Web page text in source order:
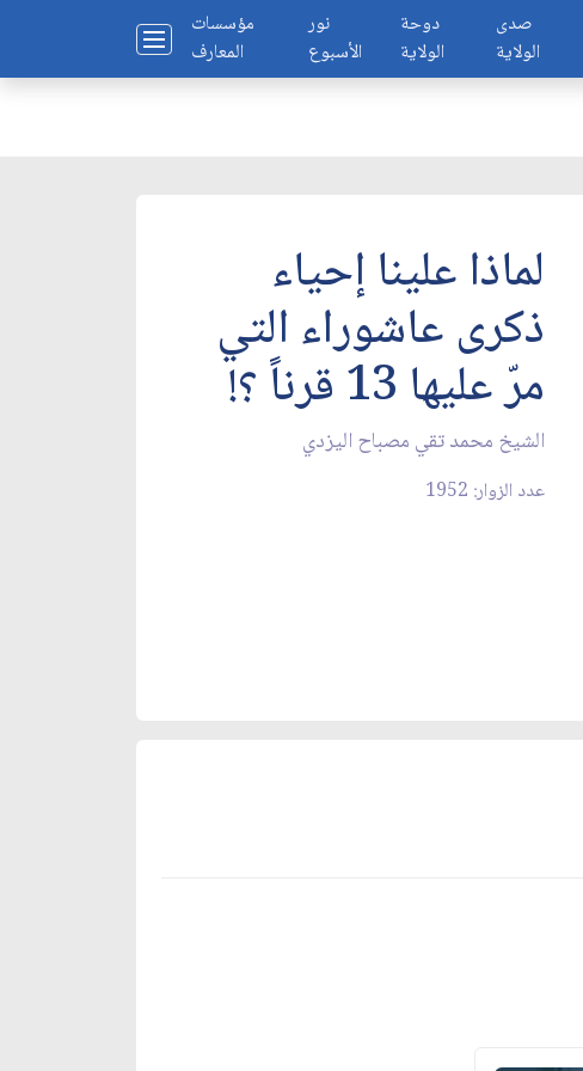
مؤسسات
المعارف
نور
الأسبوع
دوحة
الولاية
صدى
الولاية
لماذا علينا إحياء
ذكرى عاشوراء التي
مرّ عليها 13 قرناً ؟!
الشيخ محمد تقي مصباح اليزدي
عدد الزوار: 1952